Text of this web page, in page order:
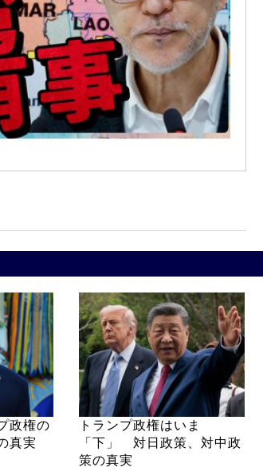
政権の
真実
トランプ政権はいま
「下」 対日政策、対中政
策の真実